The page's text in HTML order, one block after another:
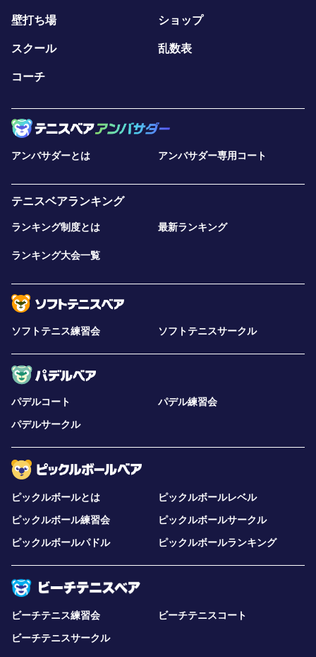
壁打ち場 ショップ
スクール 乱数表
コーチ
アンバサダーとは アンバサダー専用コート
テニスベアランキング
ランキング制度とは 最新ランキング
ランキング大会一覧
ソフトテニス練習会 ソフトテニスサークル
パデルコート
パデル練習会
パデルサークル
ピックルボールとは
ピックルボールレベル
ピックルボール練習会
ピックルボールサークル
ピックルボールパドル
ピックルボールランキング
ビーチテニス練習会
ビーチテニスコート
ビーチテニスサークル